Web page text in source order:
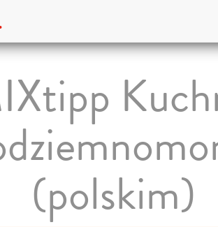
(polskim)